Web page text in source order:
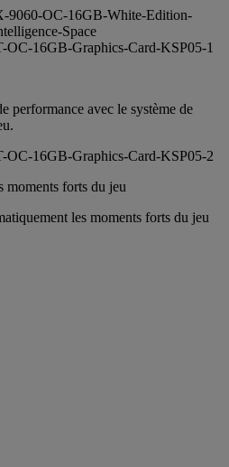
performance avec le système de
moments forts du jeu
les moments forts du jeu